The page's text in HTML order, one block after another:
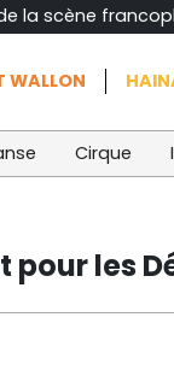
la scène
WALLON
Cirque
les